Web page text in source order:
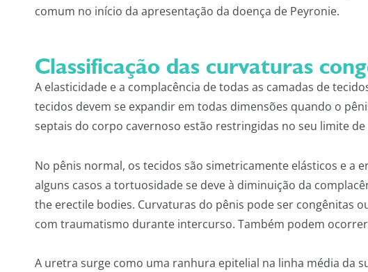
comum no início da apresentação da doença de Peyronie.
Classificação das curvaturas
A elasticidade e a complacência de todas as camadas de
tecidos devem se expandir em todas dimensões quando o
septais do corpo cavernoso estão restringidas no seu limite
No pênis normal, os tecidos são simetricamente elásticos e a
alguns casos a tortuosidade se deve à diminuição da
the erectile bodies. Curvaturas do pênis pode ser congênitas
com traumatismo durante intercurso. Também podem
A uretra surge como uma ranhura epitelial na linha média da